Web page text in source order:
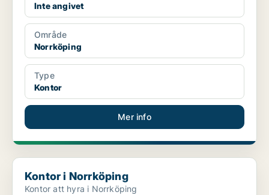
Inte angivet
Område
Norrköping
Type
Kontor
Mer info
Kontor i Norrköping
Kontor i Norrköping
Kontor att hyra i Norrköping